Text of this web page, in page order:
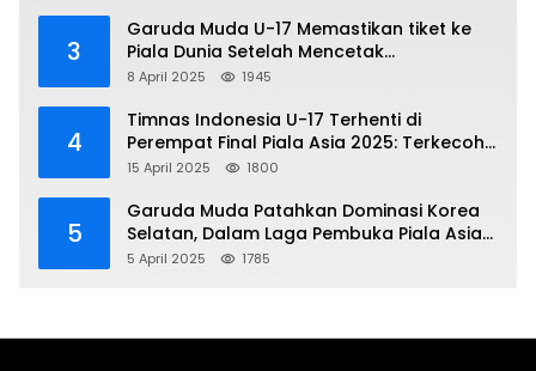
3
Garuda Muda U-17 Memastikan tiket ke
Piala Dunia Setelah Mencetak
Kemenangan Gemilang atas Yaman 4-1 di
8 April 2025 1945
4
Timnas Indonesia U-17 Terhenti di
Perempat Final Piala Asia 2025: Terkecoh
Korea Utara
15 April 2025 1800
5
Garuda Muda Patahkan Dominasi Korea
Selatan, Dalam Laga Pembuka Piala Asia
2025 U-17
5 April 2025 1785